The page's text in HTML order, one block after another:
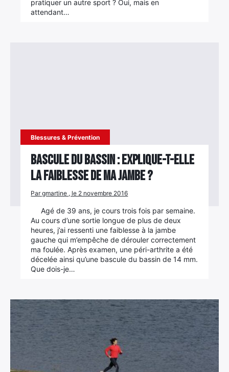
pratiquer un autre sport ? Oui, mais en
attendant…
Blessures & Prévention
Bascule du bassin : Explique-t-elle
la faiblesse de ma jambe ?
Par gmartine , le 2 novembre 2016
Agé de 39 ans, je cours trois fois par semaine.
Au cours d’une sortie longue de plus de deux
heures, j’ai ressenti une faiblesse à la jambe
gauche qui m’empêche de dérouler correctement
ma foulée. Après examen, une péri-arthrite a été
décelée ainsi qu’une bascule du bassin de 14 mm.
Que dois-je…